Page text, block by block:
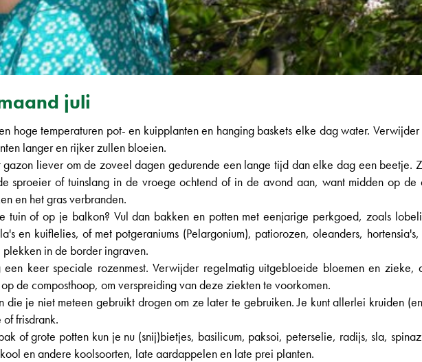
juli
hoge temperaturen pot- en kuipplanten en hanging baskets elke dag water.
langer en rijker zullen bloeien.
gazon liever om de zoveel dagen gedurende een lange tijd dan elke dag een
sproeier of tuinslang in de vroege ochtend of in de avond aan, want midden op
en het gras verbranden.
tuin of op je balkon? Vul dan bakken en potten met eenjarige perkgoed, zoals
en kuiflelies, of met potgeraniums (Pelargonium), patiorozen, oleanders,
in de border ingraven.
keer speciale rozenmest. Verwijder regelmatig uitgebloeide bloemen en zieke,
de composthoop, om verspreiding van deze ziekten te voorkomen.
die je niet meteen gebruikt drogen om ze later te gebruiken. Je kunt allerlei kruiden
frisdrank.
of grote potten kun je nu (snij)bietjes, basilicum, paksoi, peterselie, radijs, sla,
en andere koolsoorten, late aardappelen en late prei planten.